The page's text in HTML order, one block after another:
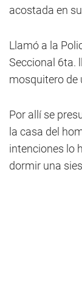
acostada en
Llamó a la
Seccional 6ta.
mosquitero de
Por allí se
la casa del
intenciones lo
dormir una